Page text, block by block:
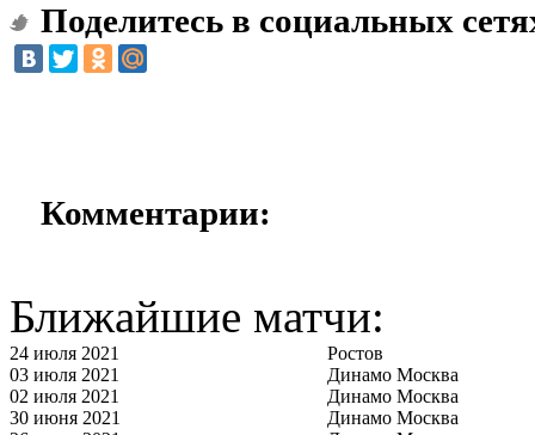
Поделитесь в социальных
Комментарии:
Ближайшие матчи:
24 июля 2021
Ростов
03 июля 2021
Динамо Москва
02 июля 2021
Динамо Москва
30 июня 2021
Динамо Москва